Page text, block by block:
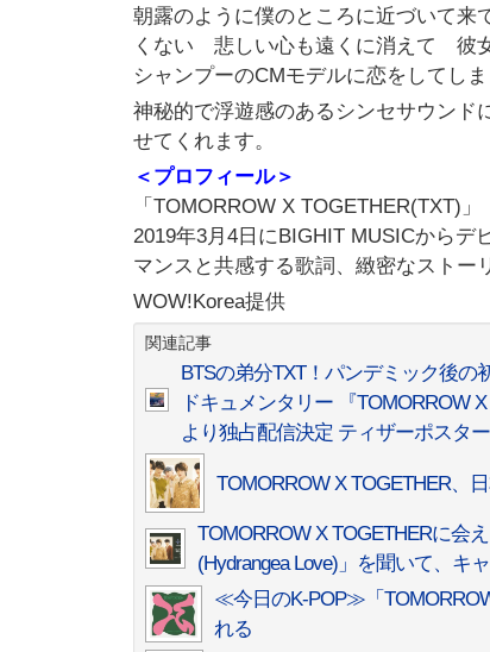
朝露のように僕のところに近づいて
くない 悲しい心も遠くに消えて 彼
シャンプーのCMモデルに恋をしてし
神秘的で浮遊感のあるシンセサウンド
せてくれます。
＜プロフィール＞
「TOMORROW X TOGETHER(TXT)」
2019年3月4日にBIGHIT MUSICから
マンスと共感する歌詞、緻密なストー
WOW!Korea提供
関連記事
BTSの弟分TXT！パンデミック後の
ドキュメンタリー 『TOMORROW
より独占配信決定 ティザーポスタ
TOMORROW X TOGETHER、
TOMORROW X TOGETHERに会
(Hydrangea Love)」を聞いて、キ
≪今日のK-POP≫「
れる